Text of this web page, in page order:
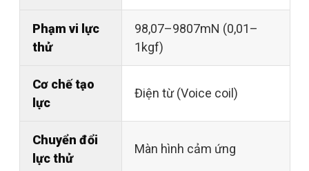
Phạm vi lực
thử
98,07–9807mN (0,01–
1kgf)
Cơ chế tạo
lực
Điện từ (Voice coil)
Chuyển đổi
lực thử
Màn hình cảm ứng